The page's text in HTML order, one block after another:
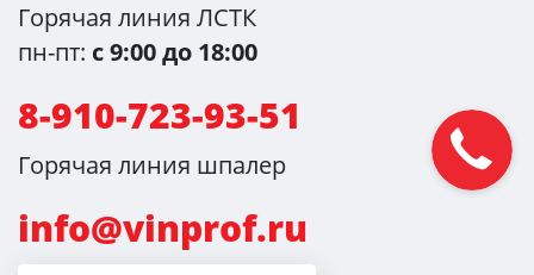
Горячая линия ЛСТК
пн-пт: с 9:00 до 18:00
8-910-723-93-51
Горячая линия шпалер
info@vinprof.ru